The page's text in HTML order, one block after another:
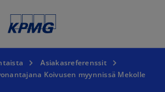
Asiakasreferenssit
Koivusen myynnissä Mekolle